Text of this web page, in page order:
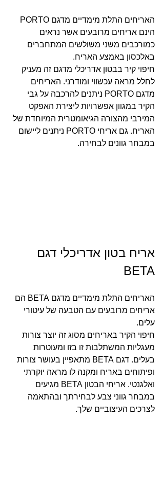
הינם אריחים מרובעים אשר נראים
כמורכבים משני משולשים המתחברים
באלכסון באמצע האריח.
חיפוי קיר בבטון אדריכלי מדגם זה מעניק
לחלל מראה עכשווי ומודרני. האריחים
מדגם PORTO ניתנים להרכבה על גבי
הקיר במגוון אפשרויות ליצירת האפקט
המירבי מהצורה הגיאומטרית המיוחדת של
האריח. גם אריחי PORTO ניתנים ליישום
במבחר גוונים לבחירה.
אריח בטון אדריכלי דגם
BETA
האריחים התלת מימדיים מדגם BETA הם
אריחים מרובעים עם הטבעה של עיטורי
עלים.
חיפוי הקיר באריחים מסוג זה יוצר צורות
מעגליות המשתלבות זו בזו ומעוטרות
בעלים. דגם BETA מתאפיין בעושר צורות
ופיתוחים באריח ומקנה לו מראה יוקרתי
ואלגנטי. אריחי הבטון BETA מגיעים
במבחר גווני צבע לבחירתך ובהתאמה
לצרכים העיצוביים שלך.